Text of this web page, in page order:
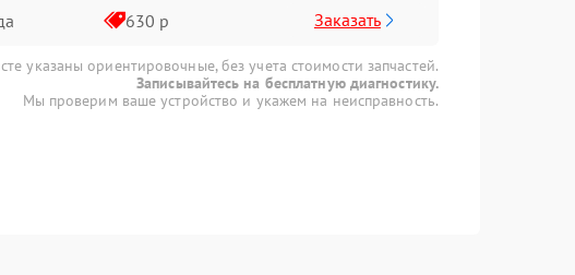
630 р Заказать
указаны ориентировочные, без учета стоимости запчастей.
Записывайтесь на бесплатную диагностику.
Мы проверим ваше устройство и укажем на неисправность.